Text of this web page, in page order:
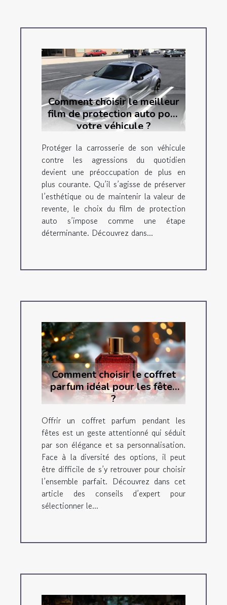
Comment choisir le meilleur
film de protection auto pour
votre véhicule ?
Protéger la carrosserie de son véhicule
contre les agressions du quotidien
devient une préoccupation de plus en
plus courante. Qu’il s’agisse de préserver
l’esthétique ou de maintenir la valeur de
revente, le choix du film de protection
auto s’impose comme une étape
déterminante. Découvrez dans...
Comment choisir le coffret
parfum idéal pour les fêtes
?
Offrir un coffret parfum pendant les
fêtes est un geste attentionné qui séduit
par son élégance et sa personnalisation.
Face à la diversité des options, il peut
être difficile de s’y retrouver pour choisir
l’ensemble parfait. Découvrez dans cet
article des conseils d’expert pour
sélectionner le...